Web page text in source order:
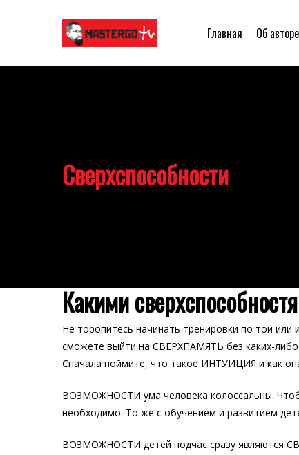
Главная Об авторе
Сверхспособности
Какими
Не торопитесь начинать тренировки по той или
сможете выйти на СВЕРХПАМЯТЬ без каких-
Сначала поймите, что такое ИНТУИЦИЯ и как
ВОЗМОЖНОСТИ ума человека колоссальны.
необходимо. То же с обучением и развитием
ВОЗМОЖНОСТИ детей подчас сразу являются